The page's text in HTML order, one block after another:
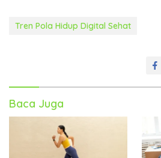
Tren Pola Hidup Digital Sehat
Baca Juga